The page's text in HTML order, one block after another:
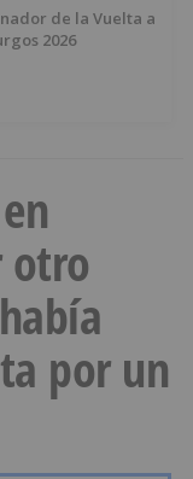
de la Vuelta a
2026
otro
por un